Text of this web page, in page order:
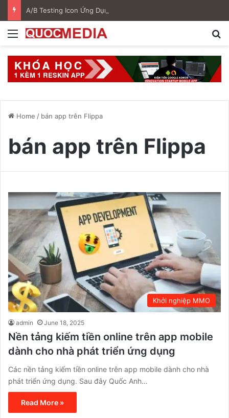
Menu
Home / bán app trên Flippa
bán app trên Flippa
Khởi nghiệp MMO
admin June 18, 2025
Nền tảng kiếm tiền online trên app mobile
dành cho nhà phát triển ứng dụng
Các nền tảng kiếm tiền online trên app mobile dành cho nhà
phát triển ứng dụng. Sau đây Quốc Anh…
Read More »